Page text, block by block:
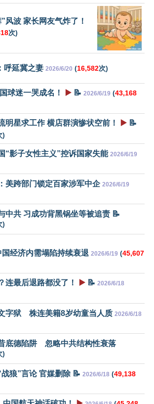
风波 家长网友气炸了！
次)
呼延冀之妻 2026/6/20 (16,582次)
球迷一哭成名！ ▶️ 📝 2026/6/19 (43,168
明星求工作 横店群演惨状空前！ ▶️ 📝
)
“影子女性主义”控诉国家失能 2026/6/19
美跨部门锁定百家涉军中企 2026/6/19
中共 习成功背黑锅坐等被追责 📝
)
经济内需塌陷持续衰退 2026/6/19 (45,607
连最后退路都没了！ ▶️ 📝 2026/6/18
字狱 株连美籍8岁幼童当人质 2026/6/18
底德陷阱 忽略中共结构性衰落
)
狼”言论 官媒删除 📝 2026/6/18 (49,138